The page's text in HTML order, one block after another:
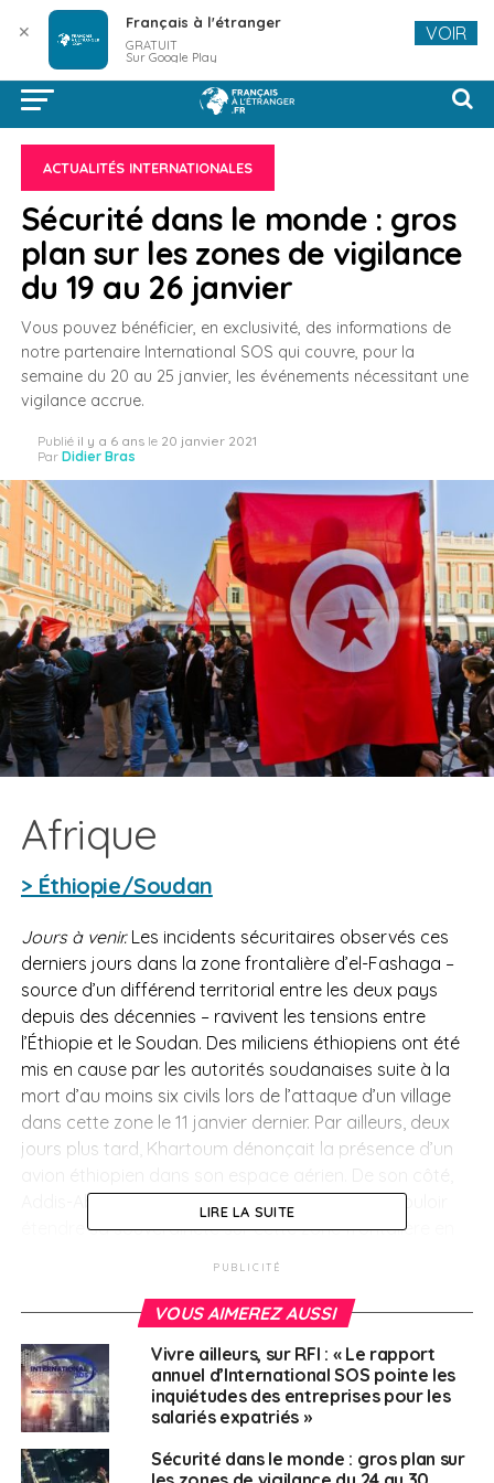
ACTUALITÉS INTERNATIONALES
Sécurité dans le monde : gros
plan sur les zones de vigilance
du 19 au 26 janvier
Vous pouvez bénéficier, en exclusivité, des informations de
notre partenaire International SOS qui couvre, pour la
semaine du 20 au 25 janvier, les événements nécessitant une
vigilance accrue.
Publié il y a 6 ans le 20 janvier 2021
Par Didier Bras
Afrique
> Éthiopie/Soudan
Jours à venir.Les incidents sécuritaires observés ces
derniers jours dans la zone frontalière d’el-Fashaga –
source d’un différend territorial entre les deux pays
depuis des décennies – ravivent les tensions entre
l’Éthiopie et le Soudan. Des miliciens éthiopiens ont été
mis en cause par les autorités soudanaises suite à la
mort d’au moins six civils lors de l’attaque d’un village
dans cette zone le 11 janvier dernier. Par ailleurs, deux
jours plus tard, Khartoum dénonçait la présence d’un
Addis-Abeba accuse son voisin soudanais de vouloir
étendre sa souveraineté sur cette zone frontalière en
> Mozambique
Jours à venir.
En dépit du cessez-le-feu annoncé en
décembre 2020, la junte militaire autoproclamée de la
Résistance nationale du Mozambique (Renamo) est
accusée par le pouvoir central de la série d’attaques
LIRE LA SUITE
PUBLICITÉ
VOUS AIMEREZ AUSSI
Vivre ailleurs, sur RFI : « Le rapport
annuel d’International SOS pointe les
inquiétudes des entreprises pour les
salariés expatriés »
Sécurité dans le monde : gros plan sur
✕ Français à l'étranger
GRATUIT
Sur Google Play
VOIR